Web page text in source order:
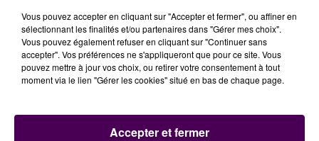
l'opération. Nous n'avons pas encore collecté toute
la somme"reconnaît Jean-Claude Querville, qui lance
un appel à la générosité auprès de celles et ceux qui
se sentiraient concernés par la problématique.
Écouter le podcast
Vous pouvez accepter en cliquant sur "Accepter et fermer", ou affiner en
sélectionnant les finalités et/ou partenaires dans "Gérer mes choix".
Vous pouvez également refuser en cliquant sur "Continuer sans
accepter". Vos préférences ne s'appliqueront que pour ce site. Vous
pouvez mettre à jour vos choix, ou retirer votre consentement à tout
moment via le lien "Gérer les cookies" situé en bas de chaque page.
Accepter et fermer